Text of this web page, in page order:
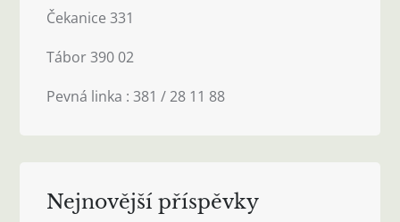
Čekanice 331
Tábor 390 02
Pevná linka : 381 / 28 11 88
Nejnovější příspěvky